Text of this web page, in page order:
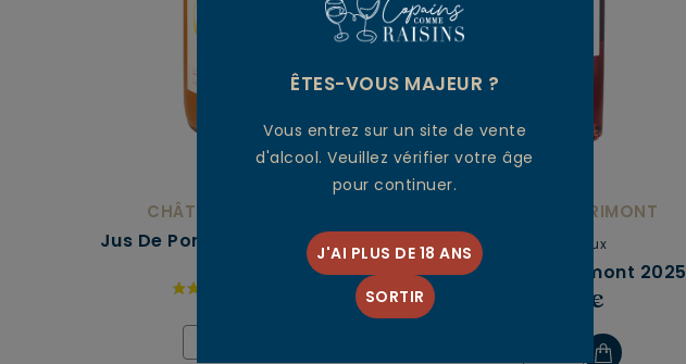
CHÂTEAU GRIMONT
Jus De Pomme 100% Naturel
CHÂTEAU GRIMONT
Bordeaux
Clairet De Grimont 2025
7,00 €
ÊTES-VOUS MAJEUR ?
Vous entrez sur un site de vente
d'alcool. Veuillez vérifier votre âge
pour continuer.
J'AI PLUS DE 18 ANS
SORTIR